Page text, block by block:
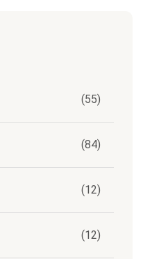
(55)
(84)
(12)
(12)